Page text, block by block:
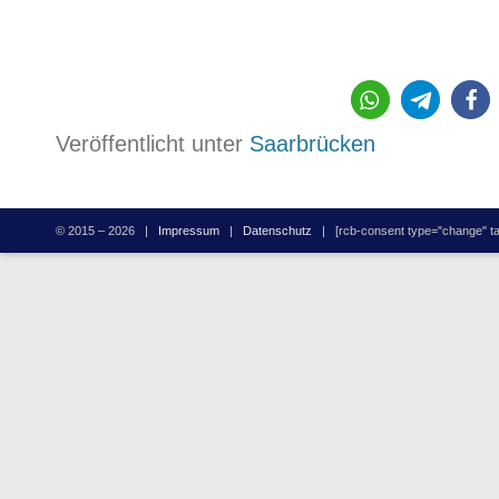
1
Veröffentlicht unter Saarbrücken
© 2015 – 2026 | Impressum | Datenschutz | [rcb-consent type="change"